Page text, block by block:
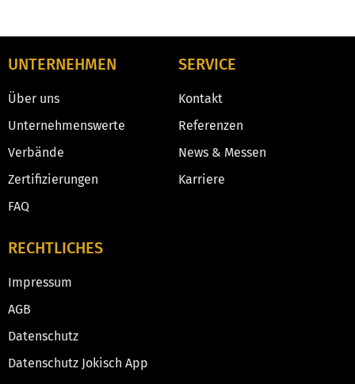
UNTERNEHMEN
Über uns
Unternehmenswerte
Verbände
Zertifizierungen
FAQ
SERVICE
Kontakt
Referenzen
News & Messen
Karriere
RECHTLICHES
Impressum
AGB
Datenschutz
Datenschutz Jokisch App